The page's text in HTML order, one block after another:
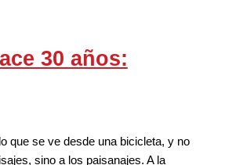
30 años:
que se ve desde una bicicleta, y no
sino a los paisanajes. A la